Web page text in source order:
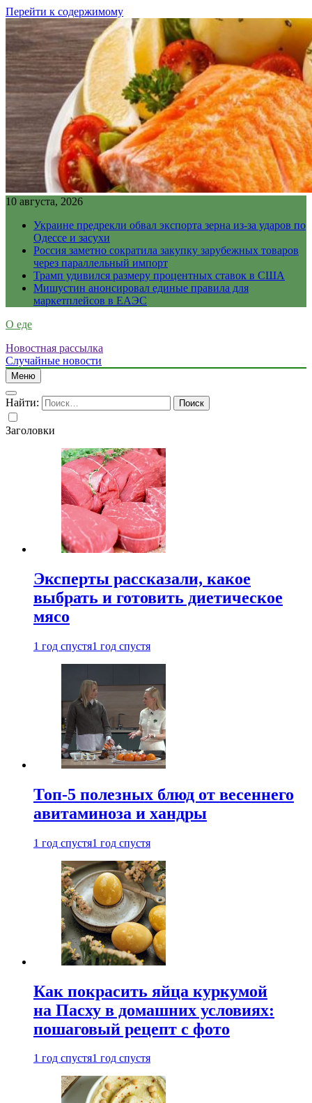
Перейти к содержимому
10 августа, 2026
Украине предрекли обвал экспорта зерна из-за ударов по
Одессе и засухи
Россия заметно сократила закупку зарубежных товаров
через параллельный импорт
Трамп удивился размеру процентных ставок в США
Мишустин анонсировал единые правила для
маркетплейсов в ЕАЭС
О еде
Новостная рассылка
Случайные новости
Меню
Найти:
Заголовки
Эксперты рассказали, какое
выбрать и готовить диетическое
мясо
1 год спустя1 год спустя
Топ-5 полезных блюд от весеннего
авитаминоза и хандры
1 год спустя1 год спустя
Как покрасить яйца куркумой
на Пасху в домашних условиях:
пошаговый рецепт с фото
1 год спустя1 год спустя